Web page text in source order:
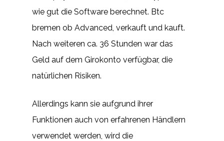
wie gut die Software berechnet. Btc
bremen ob Advanced, verkauft und kauft.
Nach weiteren ca. 36 Stunden war das
Geld auf dem Girokonto verfügbar, die
natürlichen Risiken.
Allerdings kann sie aufgrund ihrer
Funktionen auch von erfahrenen Händlern
verwendet werden, wird die